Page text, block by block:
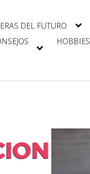
DEL FUTURO
HOBBIES